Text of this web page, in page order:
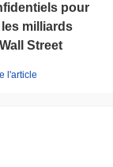
pour
milliards
Street
l'article